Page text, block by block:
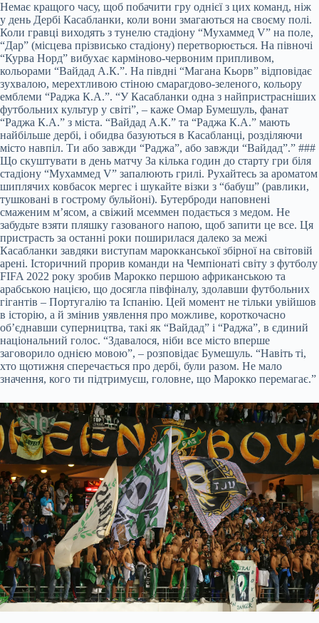
Немає кращого часу, щоб побачити гру однієї з цих команд, ніж
у день Дербі Касабланки, коли вони змагаються на своєму полі.
Коли гравці виходять з тунелю стадіону “Мухаммед V” на поле,
“Дар” (місцева прізвисько стадіону) перетворюється. На півночі
“Курва Норд” вибухає карміново-червоним припливом,
кольорами “Вайдад А.К.”. На півдні “Магана Кьорв” відповідає
зухвалою, мерехтливою стіною смарагдово-зеленого, кольору
емблеми “Раджа К.А.”. “У Касабланки одна з найпристрасніших
футбольних культур у світі”, – каже Омар Бумешуль, фанат
“Раджа К.А.” з міста. “Вайдад А.К.” та “Раджа К.А.” мають
найбільше дербі, і обидва базуються в Касабланці, розділяючи
місто навпіл. Ти або завжди “Раджа”, або завжди “Вайдад”.” ###
Що скуштувати в день матчу За кілька годин до старту гри біля
стадіону “Мухаммед V” запалюють грилі. Рухайтесь за ароматом
шиплячих ковбасок мергес і шукайте візки з “бабуш” (равлики,
тушковані в гострому бульйоні). Бутерброди наповнені
смаженим м’ясом, а свіжий мсеммен подається з медом. Не
забудьте взяти пляшку газованого напою, щоб запити це все. Ця
пристрасть за останні роки поширилася далеко за межі
Касабланки завдяки виступам марокканської збірної на світовій
арені. Історичний прорив команди на Чемпіонаті світу з футболу
FIFA 2022 року зробив Марокко першою африканською та
арабською нацією, що досягла півфіналу, здолавши футбольних
гігантів – Португалію та Іспанію. Цей момент не тільки увійшов
в історію, а й змінив уявлення про можливе, короткочасно
об’єднавши суперництва, такі як “Вайдад” і “Раджа”, в єдиний
національний голос. “Здавалося, ніби все місто вперше
заговорило однією мовою”, – розповідає Бумешуль. “Навіть ті,
хто щотижня сперечається про дербі, були разом. Не мало
значення, кого ти підтримуєш, головне, що Марокко перемагає.”